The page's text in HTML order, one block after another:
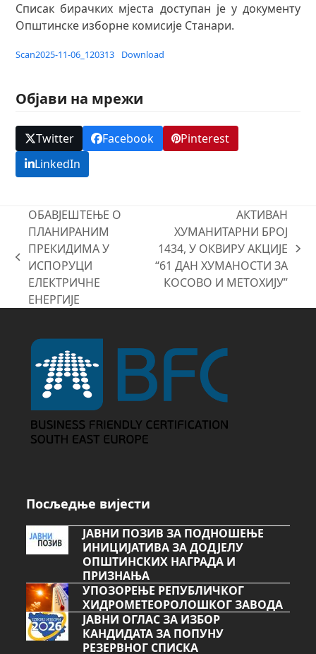
Списак бирачких мјеста доступан је у документу
Општинске изборне комисије Станари.
Scan2025-11-06_120313 Download
Објави на мрежи
Twitter Facebook
Pinterest
LinkedIn
previous
post:
ОБАВЈЕШТЕЊЕ О
ПЛАНИРАНИМ
ПРЕКИДИМА У
ИСПОРУЦИ
ЕЛЕКТРИЧНЕ
ЕНЕРГИЈЕ
next
post:
АКТИВАН
ХУМАНИТАРНИ БРОЈ
1434, У ОКВИРУ АКЦИЈЕ
“61 ДАН ХУМАНОСТИ ЗА
КОСОВО И МЕТОХИЈУ”
Посљедње вијести
ЈАВНИ ПОЗИВ ЗА ПОДНОШЕЊЕ
ИНИЦИЈАТИВА ЗА ДОДЈЕЛУ
ОПШТИНСКИХ НАГРАДА И
ПРИЗНАЊА
УПОЗОРЕЊЕ РЕПУБЛИЧКОГ
ХИДРОМЕТЕОРОЛОШКОГ ЗАВОДА
ЈАВНИ ОГЛАС ЗА ИЗБОР
КАНДИДАТА ЗА ПОПУНУ
РЕЗЕРВНОГ СПИСКА